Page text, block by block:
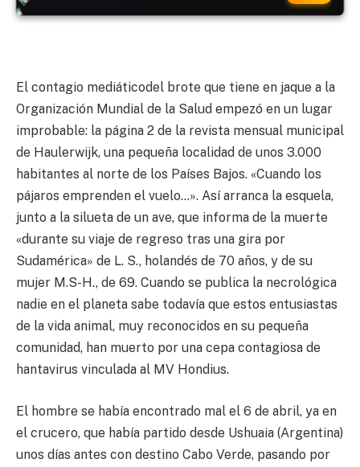
El contagio mediáticodel brote que tiene en jaque a la
Organización Mundial de la Salud empezó en un lugar
improbable: la página 2 de la revista mensual municipal
de Haulerwijk, una pequeña localidad de unos 3.000
habitantes al norte de los Países Bajos. «Cuando los
pájaros emprenden el vuelo…». Así arranca la esquela,
junto a la silueta de un ave, que informa de la muerte
«durante su viaje de regreso tras una gira por
Sudamérica» de L. S., holandés de 70 años, y de su
mujer M.S-H., de 69. Cuando se publica la necrológica
nadie en el planeta sabe todavía que estos entusiastas
de la vida animal, muy reconocidos en su pequeña
comunidad, han muerto por una cepa contagiosa de
hantavirus vinculada al MV Hondius.
El hombre se había encontrado mal el 6 de abril, ya en
el crucero, que había partido desde Ushuaia (Argentina)
unos días antes con destino Cabo Verde, pasando por